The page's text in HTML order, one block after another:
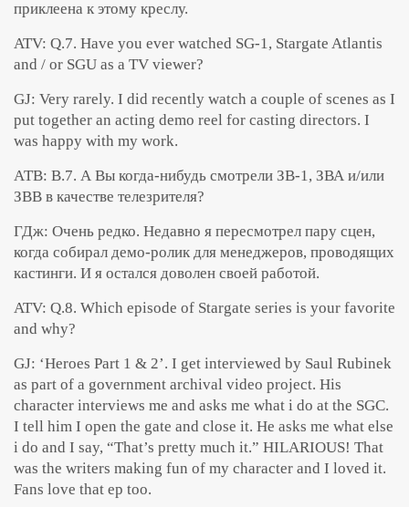
приклеена к этому креслу.
ATV: Q.7. Have you ever watched SG-1, Stargate Atlantis
and / or SGU as a TV viewer?
GJ: Very rarely. I did recently watch a couple of scenes as I
put together an acting demo reel for casting directors. I
was happy with my work.
АТВ: В.7. А Вы когда-нибудь смотрели ЗВ-1, ЗВА и/или
ЗВВ в качестве телезрителя?
ГДж: Очень редко. Недавно я пересмотрел пару сцен,
когда собирал демо-ролик для менеджеров, проводящих
кастинги. И я остался доволен своей работой.
ATV: Q.8. Which episode of Stargate series is your favorite
and why?
GJ: ‘Heroes Part 1 & 2’. I get interviewed by Saul Rubinek
as part of a government archival video project. His
character interviews me and asks me what i do at the SGC.
I tell him I open the gate and close it. He asks me what else
i do and I say, “That’s pretty much it.” HILARIOUS! That
was the writers making fun of my character and I loved it.
Fans love that ep too.